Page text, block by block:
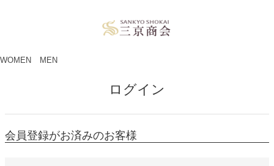
WOMEN MEN
ログイン
会員登録がお済みのお客様